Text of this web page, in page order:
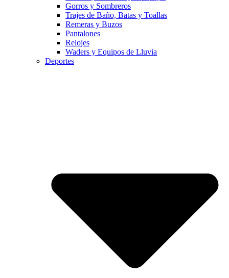
Gorros y Sombreros
Trajes de Baño, Batas y Toallas
Remeras y Buzos
Pantalones
Relojes
Waders y Equipos de Lluvia
Deportes